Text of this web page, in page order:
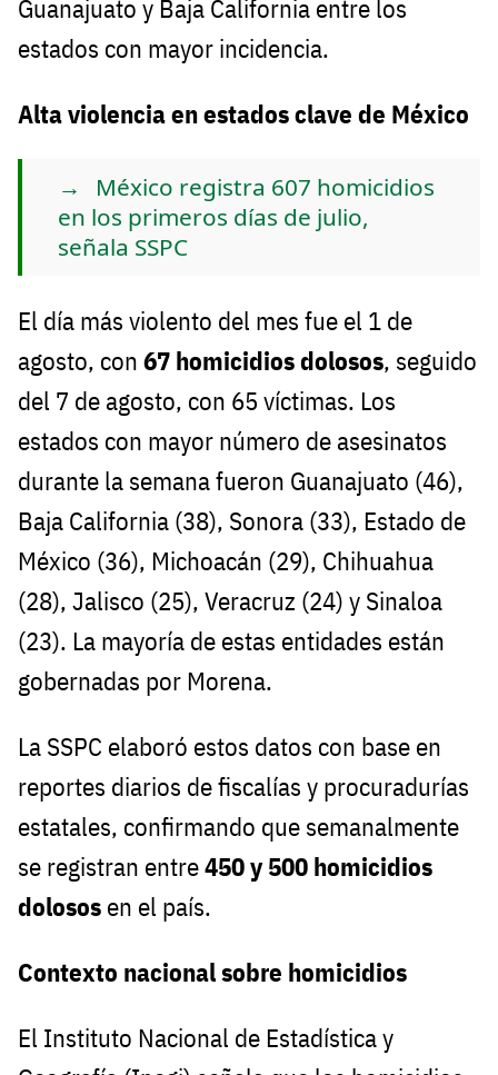
Guanajuato y Baja California entre los
estados con mayor incidencia.
Alta violencia en estados clave de México
México registra 607 homicidios
en los primeros días de julio,
señala SSPC
El día más violento del mes fue el 1 de
agosto, con 67 homicidios dolosos, seguido
del 7 de agosto, con 65 víctimas. Los
estados con mayor número de asesinatos
durante la semana fueron Guanajuato (46),
Baja California (38), Sonora (33), Estado de
México (36), Michoacán (29), Chihuahua
(28), Jalisco (25), Veracruz (24) y Sinaloa
(23). La mayoría de estas entidades están
gobernadas por Morena.
La SSPC elaboró estos datos con base en
reportes diarios de fiscalías y procuradurías
estatales, confirmando que semanalmente
se registran entre450 y 500 homicidios
dolosos en el país.
Contexto nacional sobre homicidios
El Instituto Nacional de Estadística y